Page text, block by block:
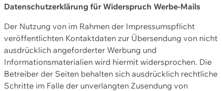
Datenschutzerklärung für Widerspruch Werbe-Mails
Der Nutzung von im Rahmen der Impressumspflicht
veröffentlichten Kontaktdaten zur Übersendung von nicht
ausdrücklich angeforderter Werbung und
Informationsmaterialien wird hiermit widersprochen. Die
Betreiber der Seiten behalten sich ausdrücklich rechtliche
Schritte im Falle der unverlangten Zusendung von